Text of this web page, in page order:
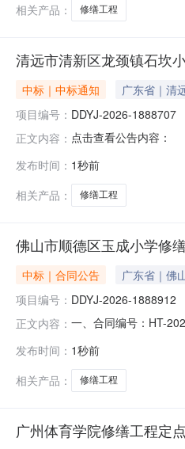
相关产品：
修缮工程
清远市清新区龙颈镇石坎
中标｜中标通知 广东省｜清
项目编号： DDYJ-2026-1888707
正文内容： 点击查看公告内容：
发布时间： 1秒前
相关产品：
修缮工程
佛山市顺德区玉成小学修
中标｜合同公告 广东省｜佛
项目编号： DDYJ-2026-1888912
正文内容： 一、合同编号：HT-
顺德恒广建筑工程有
发布时间： 1秒前
相关产品：
修缮工程
广州体育学院修缮工程定